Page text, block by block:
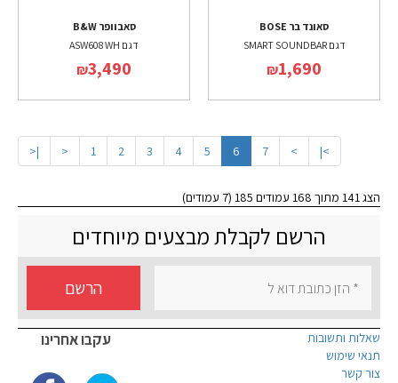
סאונד בר BOSE
דגם SMART SOUNDBAR
₪1,690
סאבוופר B&W
דגם ASW608 WH
₪3,490
|< < 1 2 3 4 5 6 7 > >|
הצג 141 מתוך 168 עמודים 185 (7 עמודים)
הרשם לקבלת מבצעים מיוחדים
הרשם
עקבו אחרינו
שאלות ותשובות
תנאי שימוש
צור קשר